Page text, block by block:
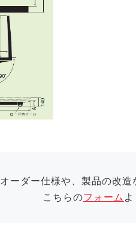
オーダー仕様や、製品の改造
こちらのフォーム